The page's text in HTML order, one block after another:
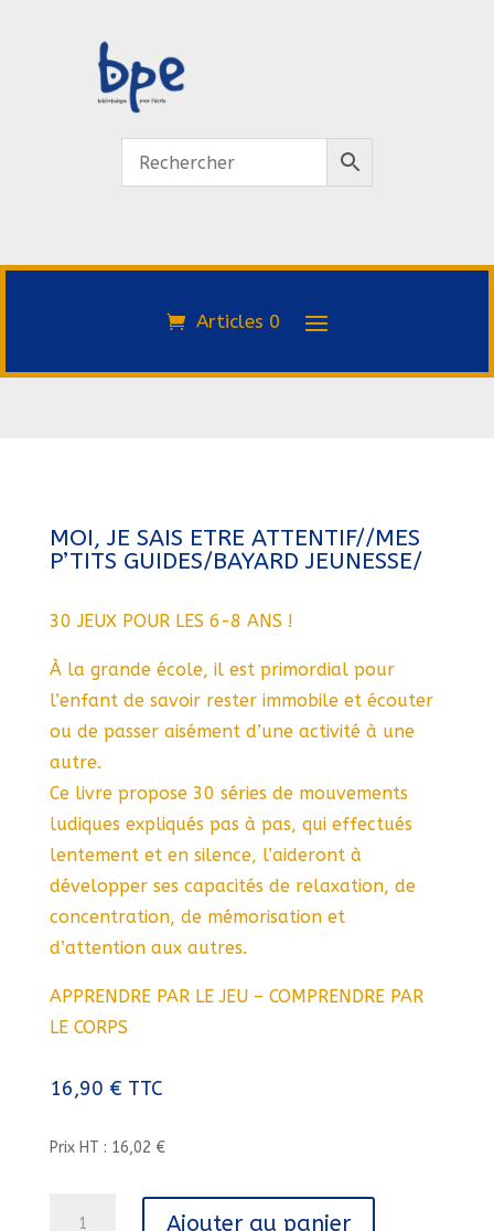
Articles 0
MOI, JE SAIS ETRE ATTENTIF//MES
P’TITS GUIDES/BAYARD JEUNESSE/
30 JEUX POUR LES 6-8 ANS !
À la grande école, il est primordial pour
l’enfant de savoir rester immobile et écouter
ou de passer aisément d’une activité à une
autre.
Ce livre propose 30 séries de mouvements
ludiques expliqués pas à pas, qui effectués
lentement et en silence, l’aideront à
développer ses capacités de relaxation, de
concentration, de mémorisation et
d’attention aux autres.
APPRENDRE PAR LE JEU – COMPRENDRE PAR
LE CORPS
16,90 € TTC
Prix HT : 16,02 €
Ajouter au panier